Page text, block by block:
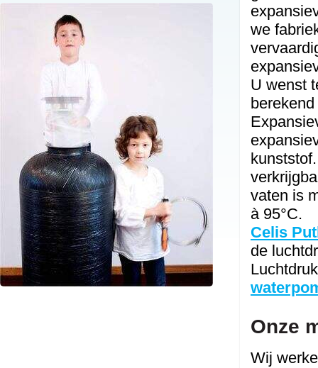
we
U wenst
vaten is
à 95°C.
Celis
de
Onze
Wij